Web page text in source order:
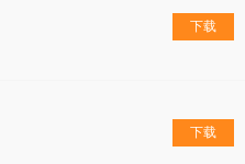
下载
下载